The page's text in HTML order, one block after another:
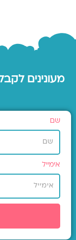
מעונינים
שם
אימייל